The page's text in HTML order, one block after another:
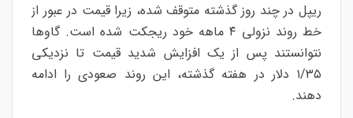
ریپل در چند روز گذشته متوقف شده، زیرا قیمت در عبور از
خط روند نزولی ۴ ماهه خود ریجکت شده است. گاوها
نتوانستند پس از یک افزایش شدید قیمت تا نزدیکی
۱/۳۵ دلار در هفته گذشته، این روند صعودی را ادامه
دهند.